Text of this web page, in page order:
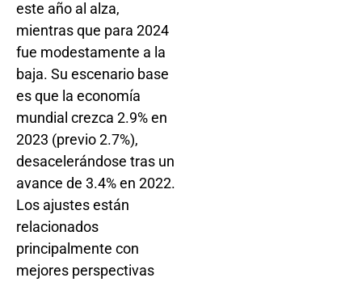
este año al alza,
mientras que para 2024
fue modestamente a la
baja. Su escenario base
es que la economía
mundial crezca 2.9% en
2023 (previo 2.7%),
desacelerándose tras un
avance de 3.4% en 2022.
Los ajustes están
relacionados
principalmente con
mejores perspectivas